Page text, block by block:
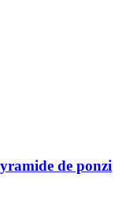
de ponzi